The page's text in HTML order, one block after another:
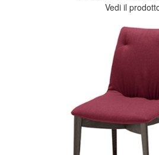
Vedi il